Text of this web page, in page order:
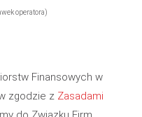
operatora)
Finansowych w
zgodzie z Zasadami